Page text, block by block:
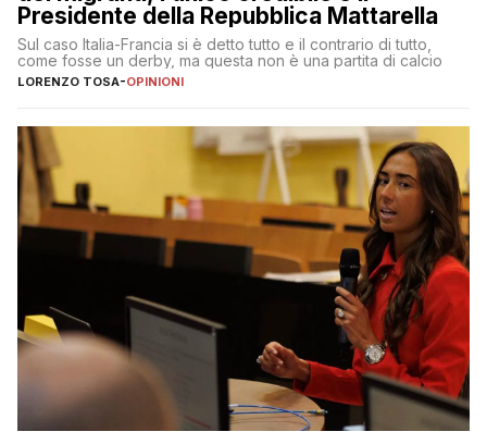
Presidente della Repubblica Mattarella
Sul caso Italia-Francia si è detto tutto e il contrario di tutto,
come fosse un derby, ma questa non è una partita di calcio
LORENZO TOSA-OPINIONI